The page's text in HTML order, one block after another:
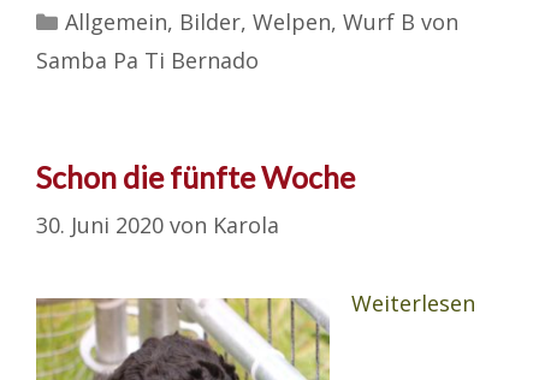
Kategorien
Allgemein, Bilder, Welpen, Wurf B von
Samba Pa Ti Bernado
Schon die fünfte Woche
30. Juni 2020 von Karola
Weiterlesen